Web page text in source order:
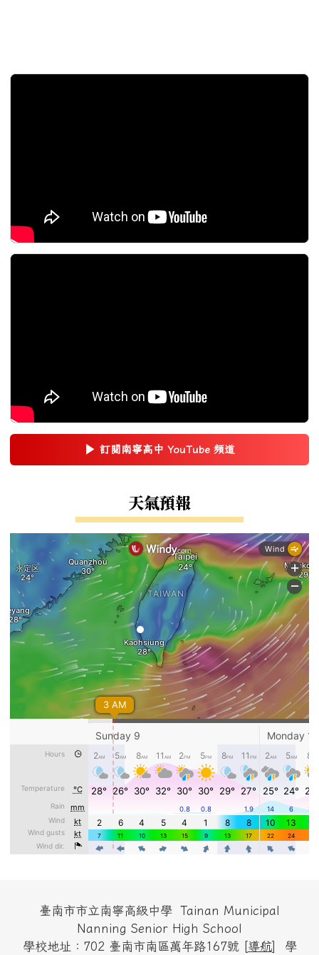
▶ 訂閱南寧高中 YouTube 頻道
(另開新視窗)
天氣預報
頁尾區域內容
臺南市市立南寧高級中學 Tainan Municipal
Nanning Senior High School
學校地址：702 臺南市南區萬年路167號 [導航] 學